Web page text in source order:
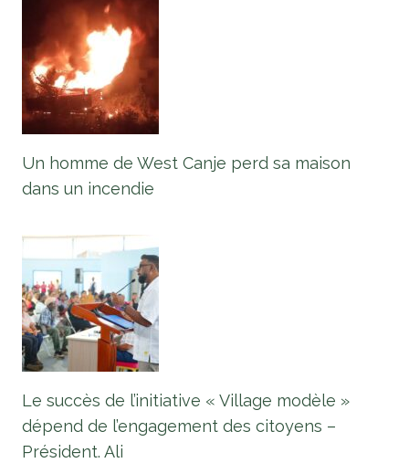
Un homme de West Canje perd sa maison
dans un incendie
Le succès de l’initiative « Village modèle »
dépend de l’engagement des citoyens –
Président. Ali